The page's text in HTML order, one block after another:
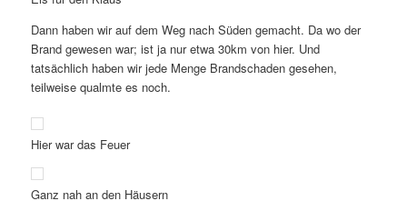
Dann haben wir auf dem Weg nach Süden gemacht. Da wo der
Brand gewesen war; ist ja nur etwa 30km von hier. Und
tatsächlich haben wir jede Menge Brandschaden gesehen,
teilweise qualmte es noch.
Hier war das Feuer
Ganz nah an den Häusern